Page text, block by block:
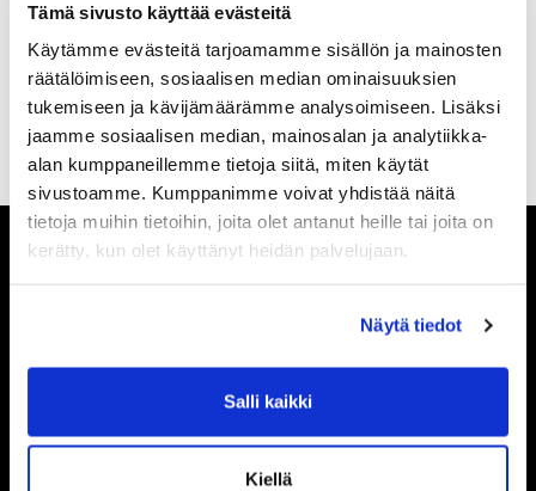
Tämä sivusto käyttää evästeitä
Käytämme evästeitä tarjoamamme sisällön ja mainosten
räätälöimiseen, sosiaalisen median ominaisuuksien
tukemiseen ja kävijämäärämme analysoimiseen. Lisäksi
jaamme sosiaalisen median, mainosalan ja analytiikka-
alan kumppaneillemme tietoja siitä, miten käytät
sivustoamme. Kumppanimme voivat yhdistää näitä
tietoja muihin tietoihin, joita olet antanut heille tai joita on
kerätty, kun olet käyttänyt heidän palvelujaan.
Näytä tiedot
Salli kaikki
Kiellä
Ole ensimmäinen, joka saa tietää mitä
Powerilla tapahtuu ja saat ensimmäisenä
tarjouksemme.